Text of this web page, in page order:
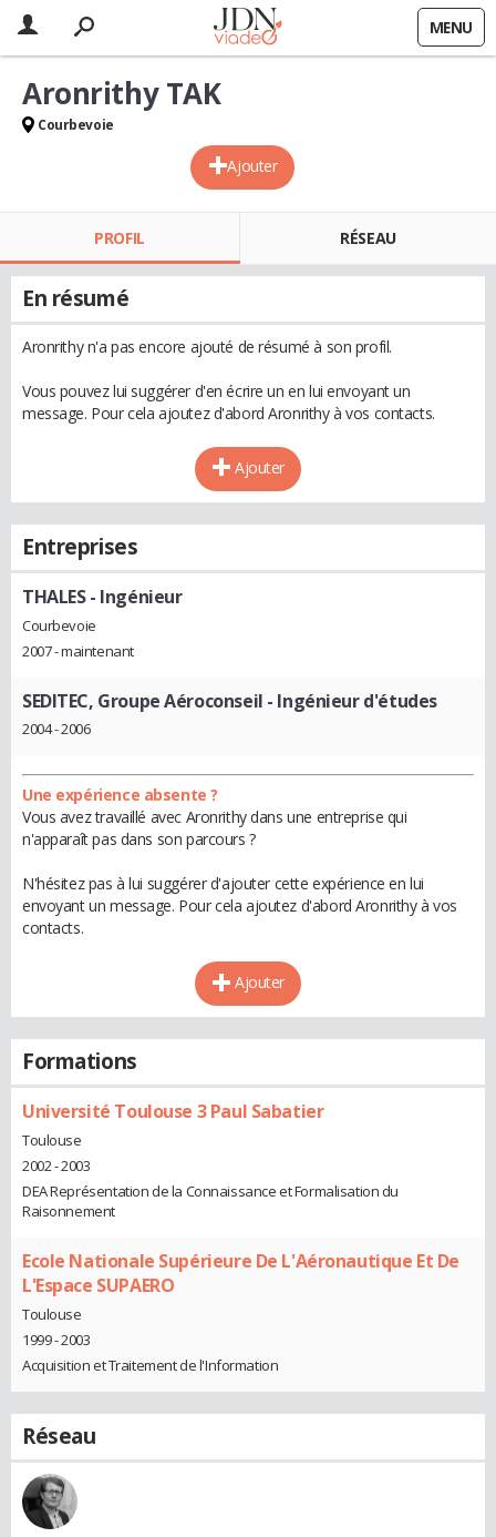
MENU
Ajouter
Aronrithy TAK
Courbevoie
PROFIL RÉSEAU
En résumé
Aronrithy n'a pas encore ajouté de résumé à son profil.
Vous pouvez lui suggérer d'en écrire un en lui envoyant un
message. Pour cela ajoutez d'abord Aronrithy à vos contacts.
Ajouter
Entreprises
THALES- Ingénieur
Courbevoie
2007 - maintenant
SEDITEC, Groupe Aéroconseil - Ingénieur d'études
2004 - 2006
Une expérience absente ?
Vous avez travaillé avec Aronrithy dans une entreprise qui
n'apparaît pas dans son parcours ?
N'hésitez pas à lui suggérer d'ajouter cette expérience en lui
envoyant un message. Pour cela ajoutez d'abord Aronrithy à vos
contacts.
Ajouter
Formations
Université Toulouse 3 Paul Sabatier
Toulouse
2002 - 2003
DEA Représentation de la Connaissance et Formalisation du
Raisonnement
Ecole Nationale Supérieure De L'Aéronautique Et De
L'Espace SUPAERO
Toulouse
1999 - 2003
Acquisition et Traitement de l'Information
Réseau